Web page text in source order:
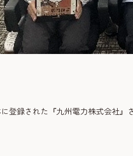
登録された『九州電力株式会社』